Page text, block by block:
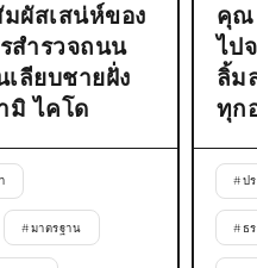
ผัสเสน่ห์ของ
สำรวจถนน
เลียบชายฝั่ง
มิ ไคโด
#มาตรฐาน
คุณ
ไป
ลิ้ม
ทุก
#ป
#ธ